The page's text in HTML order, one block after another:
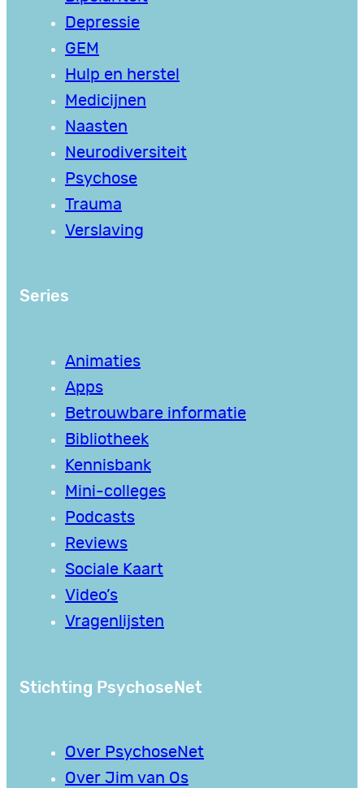
Depressie
GEM
Hulp en herstel
Medicijnen
Naasten
Neurodiversiteit
Psychose
Trauma
Verslaving
Series
Animaties
Apps
Betrouwbare informatie
Bibliotheek
Kennisbank
Mini-colleges
Podcasts
Reviews
Sociale Kaart
Video’s
Vragenlijsten
Stichting PsychoseNet
Over PsychoseNet
Over Jim van Os